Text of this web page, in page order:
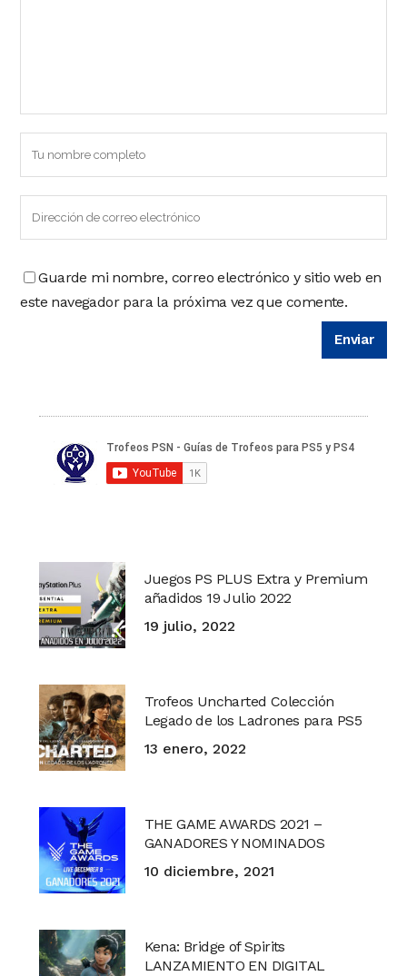
Guarde mi nombre, correo electrónico y sitio web en
este navegador para la próxima vez que comente.
Juegos PS PLUS Extra y Premium
añadidos 19 Julio 2022
19 julio, 2022
Trofeos Uncharted Colección
Legado de los Ladrones para PS5
13 enero, 2022
THE GAME AWARDS 2021 –
GANADORES Y NOMINADOS
10 diciembre, 2021
Kena: Bridge of Spirits
LANZAMIENTO EN DIGITAL